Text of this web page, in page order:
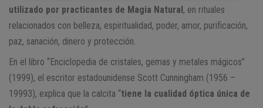
utilizado por practicantes de Magia Natural, en rituales
relacionados con belleza, espiritualidad, poder, amor, purificación,
paz, sanación, dinero y protección.
En el libro “Enciclopedia de cristales, gemas y metales mágicos”
(1999), el escritor estadounidense Scott Cunningham (1956 –
19993), explica que la calcita “tiene la cualidad óptica única de